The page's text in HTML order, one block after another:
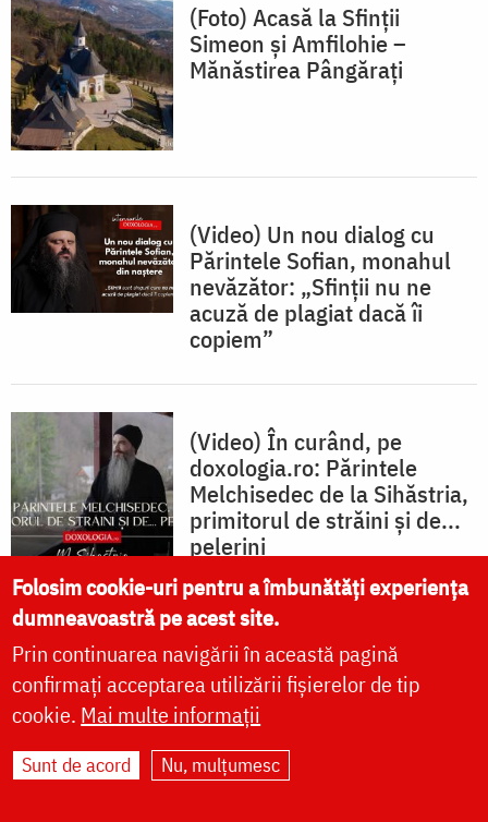
(Foto) Acasă la Sfinții
Simeon și Amfilohie –
Mănăstirea Pângărați
(Video) Un nou dialog cu
Părintele Sofian, monahul
nevăzător: „Sfinții nu ne
acuză de plagiat dacă îi
copiem”
(Video) În curând, pe
doxologia.ro: Părintele
Melchisedec de la Sihăstria,
primitorul de străini și de...
pelerini
(Foto) Atmosferă de liniște și
rugăciune la Mănăstirea
Lupșa – Alba
Folosim cookie-uri pentru a îmbunătăți experiența
dumneavoastră pe acest site.
Prin continuarea navigării în această pagină
confirmați acceptarea utilizării fișierelor de tip
cookie. Mai multe informații
Sunt de acord Nu, mulțumesc